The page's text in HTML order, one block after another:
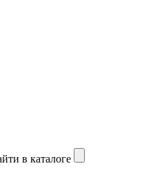
в каталоге